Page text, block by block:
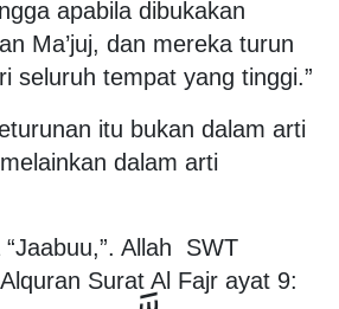
apabila dibukakan
Ma’juj, dan mereka turun
seluruh tempat yang tinggi.”
itu bukan dalam arti
dalam arti
“Jaabuu,”. Allah SWT
Surat Al Fajr ayat 9: